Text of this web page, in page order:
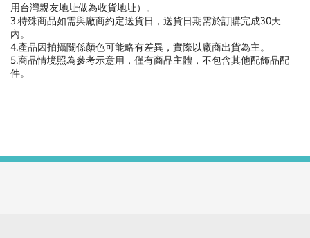
用台灣親友地址做為收貨地址）。
3.特殊商品如需與廠商約定送貨日，送貨日期需於訂購完成30天
內。
4.產品因拍攝關係顏色可能略有差異，實際以廠商出貨為主。
5.商品情境照為參考示意用，僅有商品主體，不包含其他配飾品配
件。